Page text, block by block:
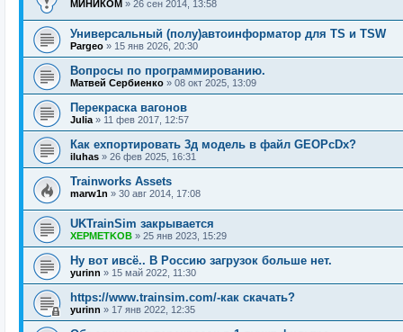
МИНИКОМ » 26 сен 2014, 13:58
Универсальный (полу)автоинформатор для TS и TSW
Pargeo » 15 янв 2026, 20:30
Вопросы по программированию.
Матвей Сербиенко » 08 окт 2025, 13:09
Перекраска вагонов
Julia » 11 фев 2017, 12:57
Как ехпортировать 3д модель в файл GEOPcDx?
iluhas » 26 фев 2025, 16:31
Trainworks Assets
marw1n » 30 авг 2014, 17:08
UKTrainSim закрывается
XEPMETKOB » 25 янв 2023, 15:29
Ну вот ивсё.. В Россию загрузок больше нет.
yurinn » 15 май 2022, 11:30
https://www.trainsim.com/-как скачать?
yurinn » 17 янв 2022, 12:35